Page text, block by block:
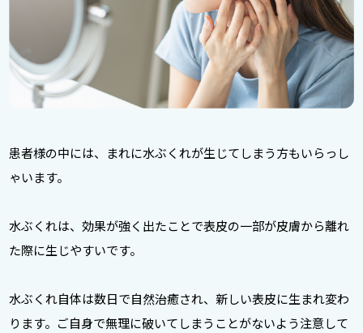
患者様の中には、まれに水ぶくれが生じてしまう方もいらっし
ゃいます。
水ぶくれは、効果が強く出たことで表皮の一部が皮膚から離れ
た際に生じやすいです。
水ぶくれ自体は数日で自然治癒され、新しい表皮に生まれ変わ
ります。ご自身で無理に破いてしまうことがないよう注意して